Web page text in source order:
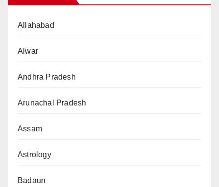
Allahabad
Alwar
Andhra Pradesh
Arunachal Pradesh
Assam
Astrology
Badaun